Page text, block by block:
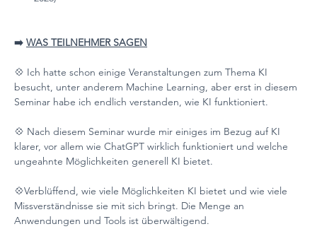
➡️ WAS TEILNEHMER SAGEN
💠 Ich hatte schon einige Veranstaltungen zum Thema KI
besucht, unter anderem Machine Learning, aber erst in diesem
Seminar habe ich endlich verstanden, wie KI funktioniert.
💠 Nach diesem Seminar wurde mir einiges im Bezug auf KI
klarer, vor allem wie ChatGPT wirklich funktioniert und welche
ungeahnte Möglichkeiten generell KI bietet.
💠Verblüffend, wie viele Möglichkeiten KI bietet und wie viele
Missverständnisse sie mit sich bringt. Die Menge an
Anwendungen und Tools ist überwältigend.